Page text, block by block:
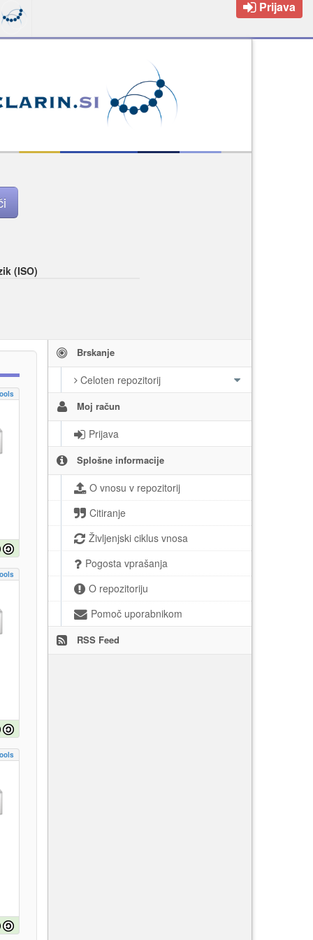
Prijava
(ISO)
Brskanje
Celoten repozitorij
Moj račun
Prijava
Splošne informacije
O vnosu v repozitorij
Citiranje
Življenjski ciklus vnosa
Pogosta vprašanja
O repozitoriju
Pomoč uporabnikom
RSS Feed